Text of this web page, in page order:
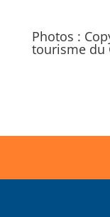
Photos :
tourisme du